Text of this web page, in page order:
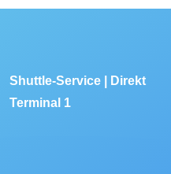
Shuttle-Service | Direkt
Terminal 1